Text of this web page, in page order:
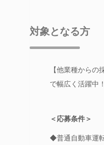
対象となる方
【他業種から
で幅広く活躍中
＜応募条件＞
◆普通自動車運